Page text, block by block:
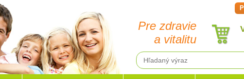
Pre zdravie
a vitalitu